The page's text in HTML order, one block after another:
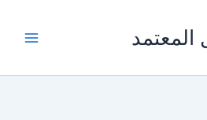
المعتمد